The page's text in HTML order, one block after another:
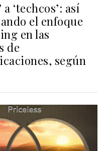
a ‘techcos’: así
el enfoque
en las
de
según